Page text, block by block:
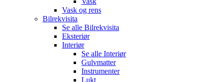
Vask og rens
Bilrekvisita
Se alle Bilrekvisita
Eksteriør
Interiør
Se alle Interiør
Gulvmatter
Instrumenter
Lukt